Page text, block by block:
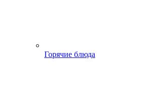
Горячие блюда